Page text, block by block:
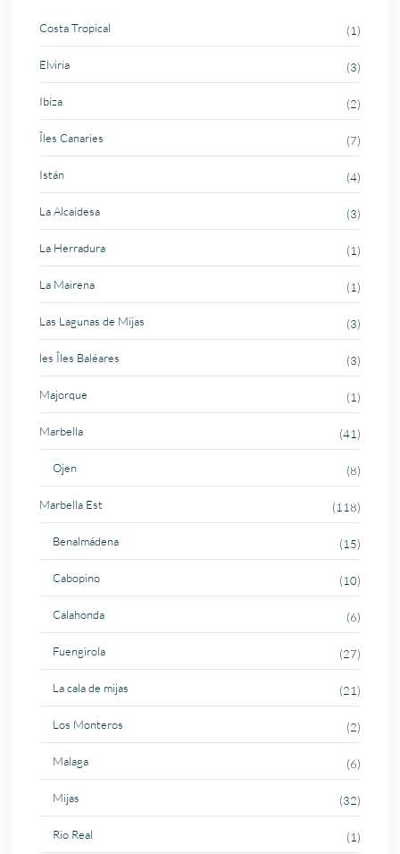
Costa Tropical (1)
Elviria (3)
Ibiza (2)
Îles Canaries (7)
Istán (4)
La Alcaidesa (3)
La Herradura (1)
La Mairena (1)
Las Lagunas de Mijas (3)
les Îles Baléares (3)
Majorque (1)
Marbella (41)
Ojen (8)
Marbella Est (118)
Benalmádena (15)
Cabopino (10)
Calahonda (6)
Fuengirola (27)
La cala de mijas (21)
Los Monteros (2)
Malaga (6)
Mijas (32)
Rio Real (1)